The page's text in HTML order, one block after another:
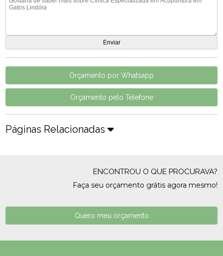
Orçamento por Whatsapp
Orçamento pelo Telefone
Páginas Relacionadas
ENCONTROU O QUE PROCURAVA?
Faça seu orçamento grátis agora mesmo!
Quero meu orçamento